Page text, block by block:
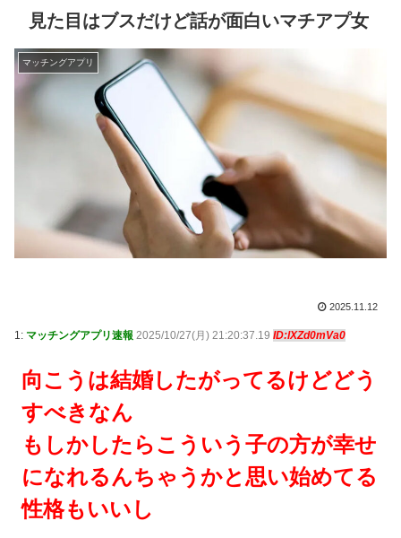
マッチングアプリの写真なら【オトフィー】
見た目はブスだけど話が面白いマチアプ女
マッチングアプリ
2025.11.12
1: マッチングアプリ速報 2025/10/27(月) 21:20:37.19 ID:lXZd0mVa0
向こうは結婚したがってるけどどう
すべきなん
もしかしたらこういう子の方が幸せ
になれるんちゃうかと思い始めてる
性格もいいし